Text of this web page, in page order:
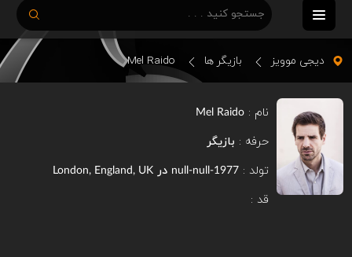
دیجی موویز بازیگر ها Mel Raido
نام : Mel Raido
حرفه : بازیگر
تولد : 1977-null-null درLondon, England, UK
قد :